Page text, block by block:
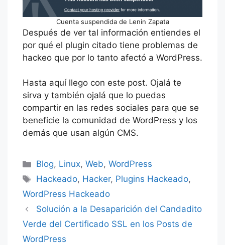
Cuenta suspendida de Lenin Zapata
Después de ver tal información entiendes el
por qué el plugin citado tiene problemas de
hackeo que por lo tanto afectó a WordPress.
Hasta aquí llego con este post. Ojalá te
sirva y también ojalá que lo puedas
compartir en las redes sociales para que se
beneficie la comunidad de WordPress y los
demás que usan algún CMS.
Categorías
Blog, Linux,Web,WordPress
Etiquetas
Hackeado, Hacker, Plugins Hackeado,
WordPress Hackeado
Solución a la Desaparición del Candadito
Verde del Certificado SSL en los Posts de
WordPress